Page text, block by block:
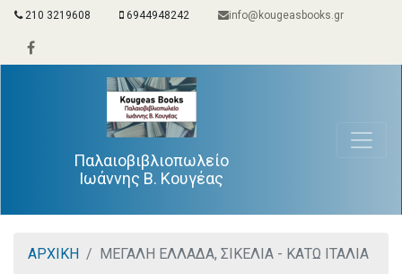
210 3219608 6944948242 info@kougeasbooks.gr
Παλαιοβιβλιοπωλείο
Ιωάννης Β. Κουγέας
ΑΡΧΙΚΗ ΜΕΓΑΛΗ ΕΛΛΑΔΑ, ΣΙΚΕΛΙΑ - ΚΑΤΩ ΙΤΑΛΙΑ